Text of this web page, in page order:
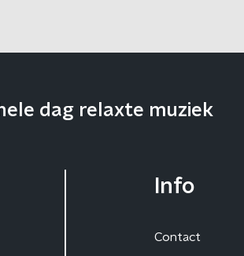
dag relaxte muziek
Info
Contact